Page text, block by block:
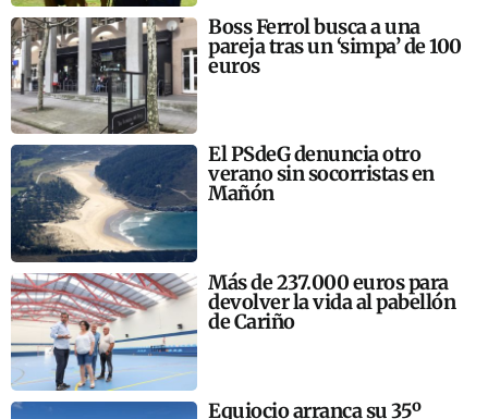
Boss Ferrol busca a una
pareja tras un ‘simpa’ de 100
euros
El PSdeG denuncia otro
verano sin socorristas en
Mañón
Más de 237.000 euros para
devolver la vida al pabellón
de Cariño
Equiocio arranca su 35º